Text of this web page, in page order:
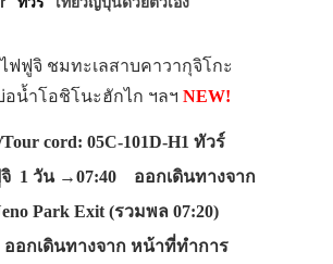
ฟฟูจิ ชมทะเลสาบคาวากุจิโกะ
น้ำโอชิโนะฮักไก ฯลฯ NEW!
cord: 05C-101D-H1 ทัวร์
1 วัน →07:40 ออกเดินทางจาก
Park Exit (รวมพล 07:20)
อกเดินทางจาก หน้าที่ทำการ